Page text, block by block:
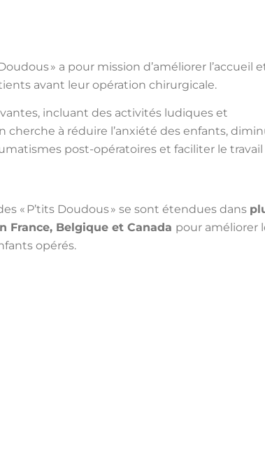
» a pour mission d’améliorer l’accueil
avant leur opération chirurgicale.
incluant des activités ludiques et
cherche à réduire l’anxiété des enfants,
post-opératoires et faciliter le travail
« P’tits Doudous » se sont étendues dans
France, Belgique et Canada pour améliorer
opérés.